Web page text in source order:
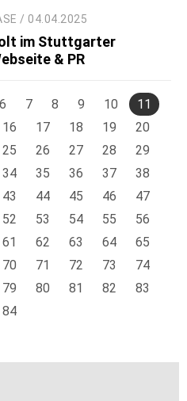
/ 04.04.2025
im Stuttgarter
& PR
6 7 8 9 10
11
16 17 18 19
20
25 26 27 28
29
34 35 36 37
38
43 44 45 46
47
52 53 54 55
56
61 62 63 64
65
70 71 72 73
74
79 80 81 82
83
84